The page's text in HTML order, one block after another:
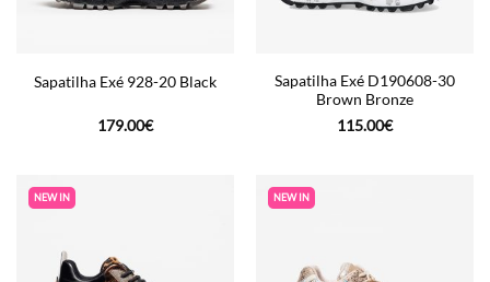
Sapatilha Exé 928-20 Black
179.00€
Sapatilha Exé D190608-30
Brown Bronze
115.00€
NEW IN NEW IN